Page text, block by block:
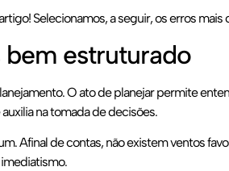
Selecionamos, a seguir, os erros
bem estruturado
O ato de planejar permite
na tomada de decisões.
Afinal de contas, não existem ventos